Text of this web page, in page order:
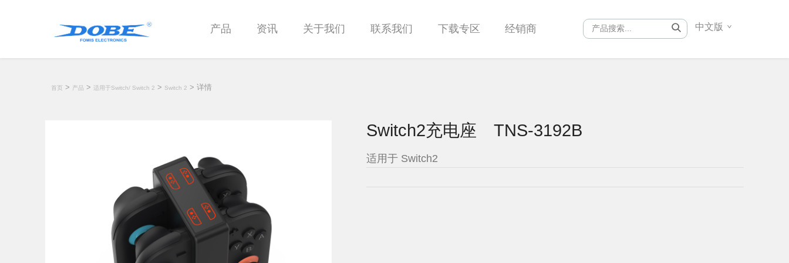
产品 资讯 关于我们 联系我们 下载专区 经销商 中文版
首页 > 产品 > 适用于Switch/ Switch 2 > Switch 2 > 详情
Switch2充电座 TNS-3192B
适用于 Switch2